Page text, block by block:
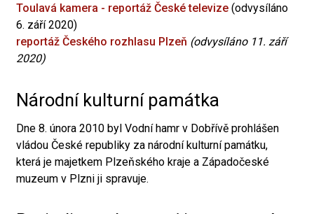
Toulavá kamera - reportáž České televize (odvysíláno
6. září 2020)
reportáž Českého rozhlasu Plzeň (odvysíláno 11. září
2020)
Národní kulturní památka
Dne 8. února 2010 byl Vodní hamr v Dobřívě prohlášen
vládou České republiky za národní kulturní památku,
která je majetkem Plzeňského kraje a Západočeské
muzeum v Plzni ji spravuje.